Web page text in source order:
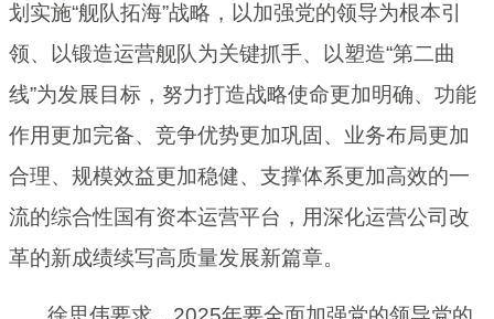
划实施“舰队拓海”战略，以加强党的领导为根本引
领、以锻造运营舰队为关键抓手、以塑造“第二曲
线”为发展目标，努力打造战略使命更加明确、功能
作用更加完备、竞争优势更加巩固、业务布局更加
合理、规模效益更加稳健、支撑体系更加高效的一
流的综合性国有资本运营平台，用深化运营公司改
革的新成绩续写高质量发展新篇章。